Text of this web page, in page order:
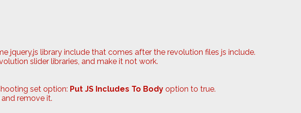
jquery.js library include that comes after the revolution files js include.
slider libraries, and make it not work.
set option: Put JS Includes To Body option to true.
remove it.